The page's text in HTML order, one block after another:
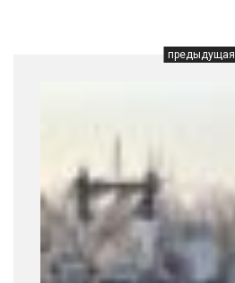
предыдущая